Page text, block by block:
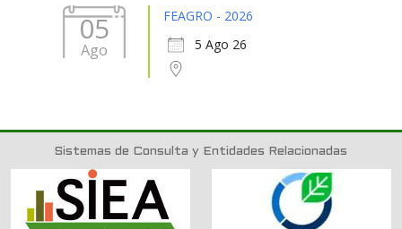
05
Ago
FEAGRO - 2026
5 Ago 26
Sistemas de Consulta y Entidades Relacionadas